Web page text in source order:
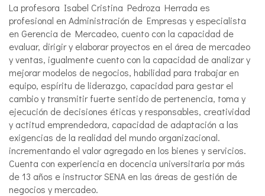
La profesora Isabel Cristina Pedroza Herrada es
profesional en Administración de Empresas y especialista
en Gerencia de Mercadeo, cuento con la capacidad de
evaluar, dirigir y elaborar proyectos en el área de mercadeo
y ventas, igualmente cuento con la capacidad de analizar y
mejorar modelos de negocios, habilidad para trabajar en
equipo, espíritu de liderazgo, capacidad para gestar el
cambio y transmitir fuerte sentido de pertenencia, toma y
ejecución de decisiones éticas y responsables, creatividad
y actitud emprendedora, capacidad de adaptación a las
exigencias de la realidad del mundo organizacional.
incrementando el valor agregado en los bienes y servicios.
Cuenta con experiencia en docencia universitaria por más
de 13 años e instructor SENA en las áreas de gestión de
negocios y mercadeo.